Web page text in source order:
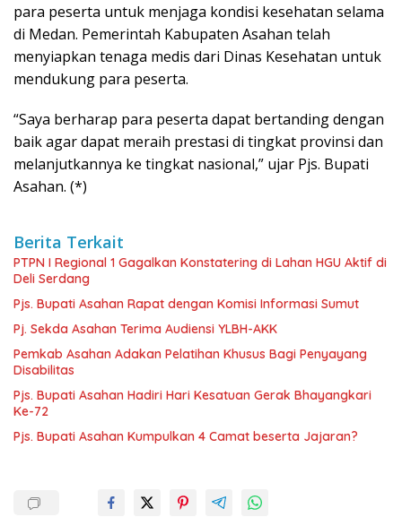
para peserta untuk menjaga kondisi kesehatan selama
di Medan. Pemerintah Kabupaten Asahan telah
menyiapkan tenaga medis dari Dinas Kesehatan untuk
mendukung para peserta.
“Saya berharap para peserta dapat bertanding dengan
baik agar dapat meraih prestasi di tingkat provinsi dan
melanjutkannya ke tingkat nasional,” ujar Pjs. Bupati
Asahan. (*)
Berita Terkait
PTPN I Regional 1 Gagalkan Konstatering di Lahan HGU Aktif di
Deli Serdang
Pjs. Bupati Asahan Rapat dengan Komisi Informasi Sumut
Pj. Sekda Asahan Terima Audiensi YLBH-AKK
Pemkab Asahan Adakan Pelatihan Khusus Bagi Penyayang
Disabilitas
Pjs. Bupati Asahan Hadiri Hari Kesatuan Gerak Bhayangkari
Ke-72
Pjs. Bupati Asahan Kumpulkan 4 Camat beserta Jajaran?